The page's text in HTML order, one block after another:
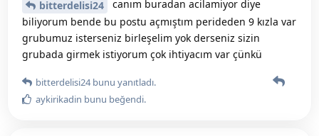
bitterdelisi24
canım buradan acilamiyor diye
biliyorum bende bu postu açmıştım perideden 9 kızla var
grubumuz isterseniz birleşelim yok derseniz sizin
grubada girmek istiyorum çok ihtiyacım var çünkü
bitterdelisi24bunu yanıtladı.
aykirikadin bunu beğendi.